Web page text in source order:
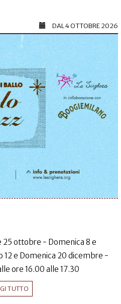
DAL4 OTTOBRE 2026
25 ottobre - Domenica 8 e
12 e Domenica 20 dicembre -
ore 16.00 alle 17.30
TUTTO